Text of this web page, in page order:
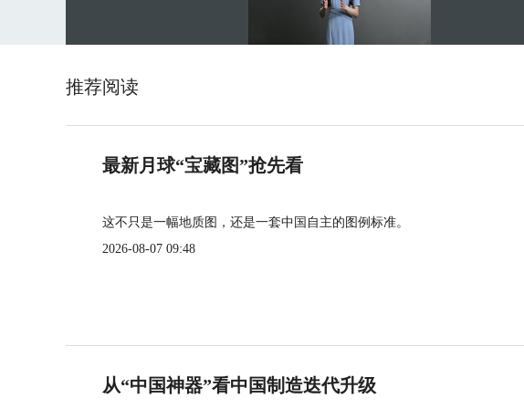
推荐阅读
最新月球“宝藏图”抢先看
这不只是一幅地质图，还是一套中国自主的图例标准。
2026-08-07 09:48
从“中国神器”看中国制造迭代升级